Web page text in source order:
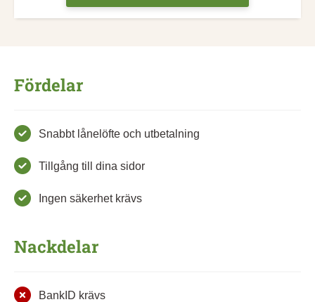
Fördelar
Snabbt lånelöfte och utbetalning
Tillgång till dina sidor
Ingen säkerhet krävs
Nackdelar
BankID krävs